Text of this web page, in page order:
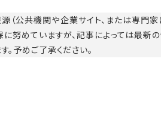
公共機関や企業サイト、または専門家
に努めていますが、記事によっては最新
予めご了承ください。